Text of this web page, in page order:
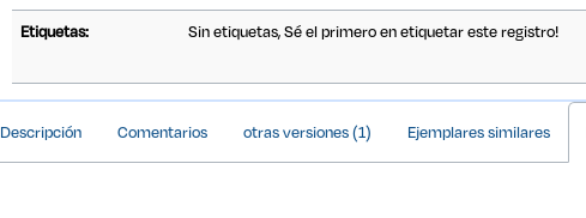
Detalles Bibliográficos
Etiquetas:
Sin etiquetas, Sé el primero en etiquetar este registro!
Descripción Comentarios otras versiones (1) Ejemplares similares